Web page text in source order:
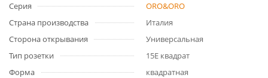
Серия
ORO&ORO
Страна производства
Италия
Сторона открывания
Универсальная
Тип розетки
15E квадрат
Форма
квадратная